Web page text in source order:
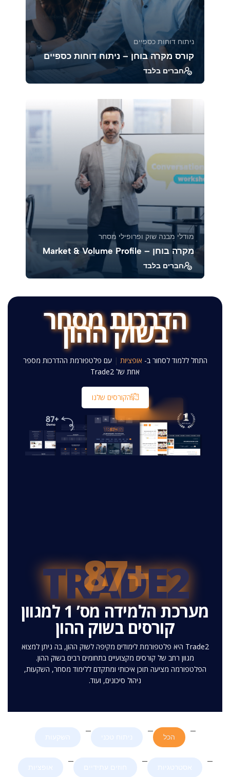
ניתוח דוחות כספיים
קורס מקרה בוחן – ניתוח דוחות כספיים
חברים בלבד
חברות מובילות ממגזרים שונים, כדי לראות איך
1880
39319
מודלי מבנה שוק ופרופילי מסחר
מקרה בוחן – Market & Volume Profile
חברים בלבד
1883
39381
הדרכות מסחר
בשוק ההון
התחל ללמוד לסחור ב-אגרות חוב| עם פלטפורמת ההדרכות
מספר אחת של Trade2
הקורסים שלנו
TRADE2
+87
מערכת הלמידה מס’ 1 למגוון
קורסים בשוק ההון
Trade2 היא פלטפורמת לימודים מקיפה לשוק ההון, בה ניתן למצוא
מגוון רחב של קורסים מקצועיים בתחומים רבים בשוק ההון.
הפלטפורמה מציעה תוכן איכותי ומתקדם ללימוד מסחר, השקעות,
ניהול סיכונים, ועוד.
הכל